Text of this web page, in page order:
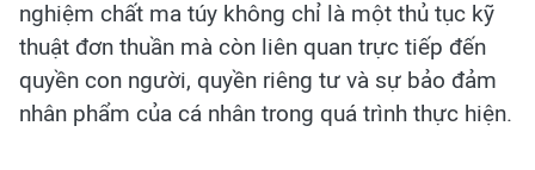
nghiệm chất ma túy không chỉ là một thủ tục kỹ
thuật đơn thuần mà còn liên quan trực tiếp đến
quyền con người, quyền riêng tư và sự bảo đảm
nhân phẩm của cá nhân trong quá trình thực hiện.